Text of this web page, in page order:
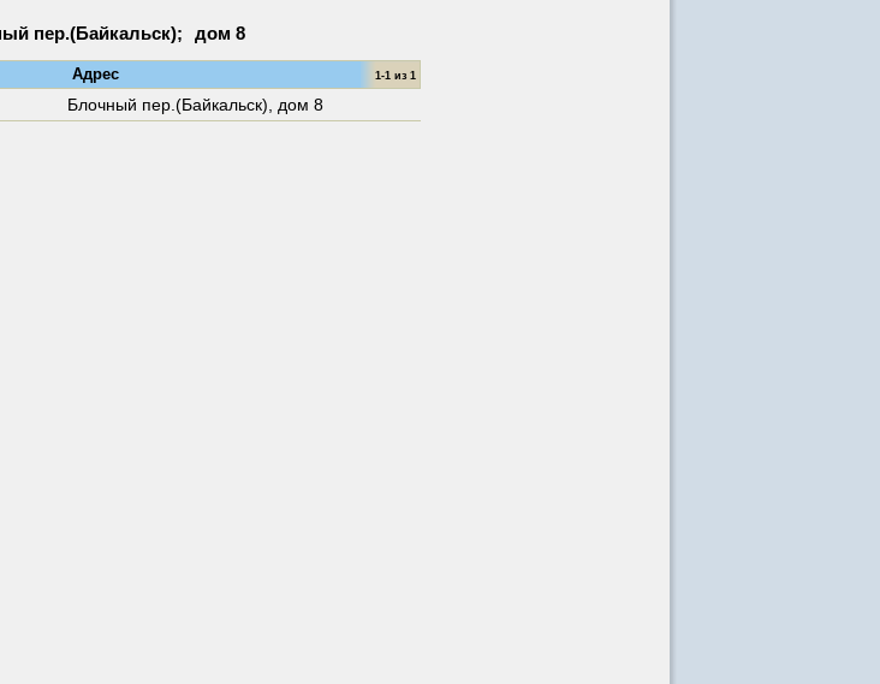
пер.(Байкальск); дом 8
Адрес 1-1 из 1
Блочный пер.(Байкальск), дом 8